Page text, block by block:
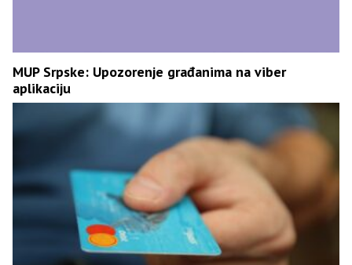
MUP Srpske: Upozorenje građanima na viber
aplikaciju